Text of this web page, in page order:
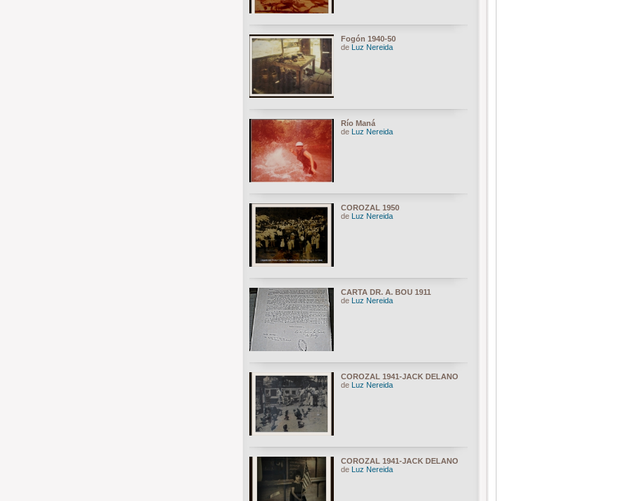
Fogón 1940-50
de Luz Nereida
Río Maná
de Luz Nereida
COROZAL 1950
de Luz Nereida
CARTA DR. A. BOU 1911
de Luz Nereida
COROZAL 1941-JACK DELANO
de Luz Nereida
COROZAL 1941-JACK DELANO
de Luz Nereida